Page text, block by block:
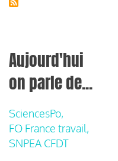
Aujourd'hui
on parle de...
SciencesPo,
FO France travail,
SNPEA CFDT